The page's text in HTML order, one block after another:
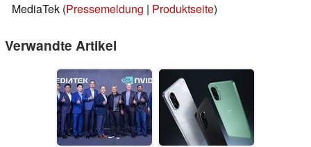
MediaTek (Pressemeldung | Produktseite)
Verwandte Artikel